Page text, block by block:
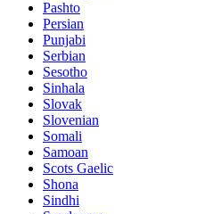
Pashto
Persian
Punjabi
Serbian
Sesotho
Sinhala
Slovak
Slovenian
Somali
Samoan
Scots Gaelic
Shona
Sindhi